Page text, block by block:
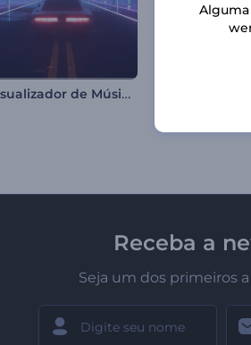
Visualizador de Música Retro-Futurista
Receba a
Seja um dos primeiros